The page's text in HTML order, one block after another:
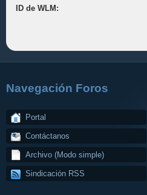
ID de WLM:
Navegación Foros
Portal
Contáctanos
Archivo (Modo simple)
Sindicación RSS